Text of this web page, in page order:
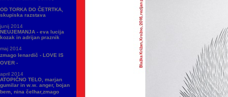
OD TORKA DO ČETRTKA,
skupiska razstava
junij 2014
NEUJEMANJA - eva lucija
kozak in adrijan praznik
maj 2014
zmago lenardič - LOVE IS
OVER -
april 2014
ATOPIČNO TELO, marjan
gumilar in w.w. anger, bojan
bem, nina čelhar,zmago